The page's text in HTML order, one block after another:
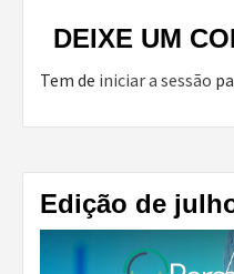
DEIXE UM
Tem de iniciar a sessão
Edição de